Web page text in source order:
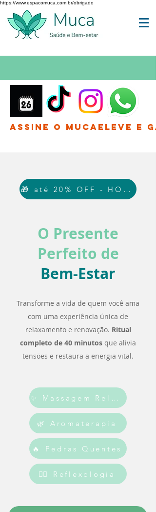
https://www.espacomuca.com.br/obrigado
Assine o MucaEleve e
🎁 até 20% OFF - HOJE!
O Presente
Perfeito de
Bem-Estar
Transforme a vida de quem você ama
com uma experiência única de
relaxamento e renovação. Ritual
completo de 40 minutos que alivia
tensões e restaura a energia vital.
✨ Massagem Relaxante
🌿 Aromaterapia
🔥 Pedras Quentes
💆‍♀️ Reflexologia